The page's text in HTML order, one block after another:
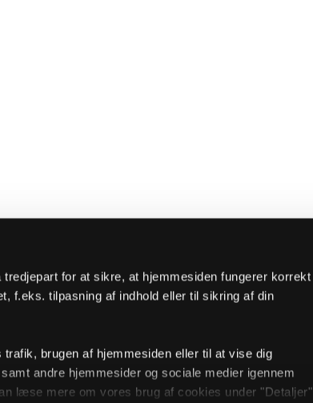
for at sikre, at hjemmesiden fungerer korrekt
f.eks. tilpasning af indhold eller til sikring af din
brugen af hjemmesiden eller til at vise dig
andre hjemmesider og sociale medier igennem
læse mere om vores brug af cookies under "Detaljer"